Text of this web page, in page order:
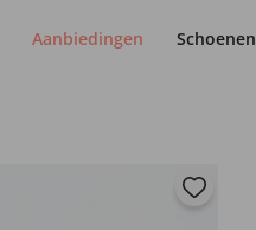
Aanbiedingen Schoenen